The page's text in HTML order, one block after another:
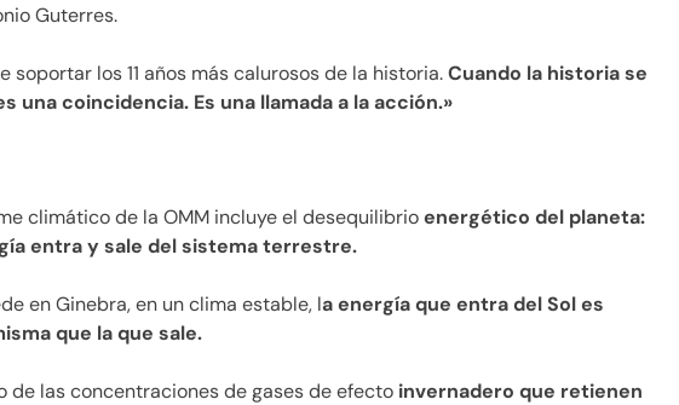
Guterres.
soportar los 11 años más calurosos de la historia.Cuando la historia se
una coincidencia. Es una llamada a la acción.»
climático de la OMM incluye el desequilibrioenergético del planeta:
entra y sale del sistema terrestre.
en Ginebra, en un clima estable, la energía que entra del Sol es
que la que sale.
de las concentraciones de gases de efecto invernadero que retienen